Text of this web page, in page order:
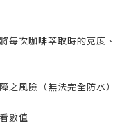
每次咖啡萃取時的克度、
之風險（無法完全防水）
數值